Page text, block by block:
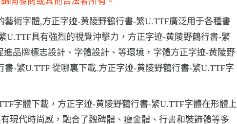
術字體,方正字迹-黄陵野鶴行書-繁U.TTF廣泛用于各種書
具有強烈的視覺沖擊力，方正字迹-黄陵野鶴行書-繁
品牌標志設計、字體設計、等環境，字體方正字迹-黄陵野
-繁U.TTF 從哪裏下載.方正字迹-黄陵野鶴行書-繁U.TTF字
字體下載，方正字迹-黄陵野鶴行書-繁U.TTF字體在形體上
現代時尚感，融合了魏碑體、瘦金體、行書和裝飾體等多